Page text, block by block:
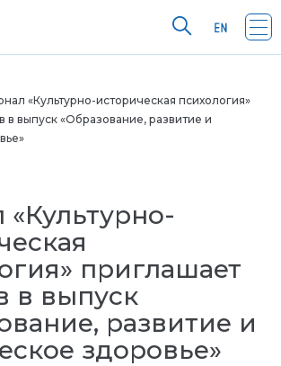
«Культурно-историческая психология»
в выпуск «Образование, развитие и
приглашает
в выпуск
развитие и
здоровье»